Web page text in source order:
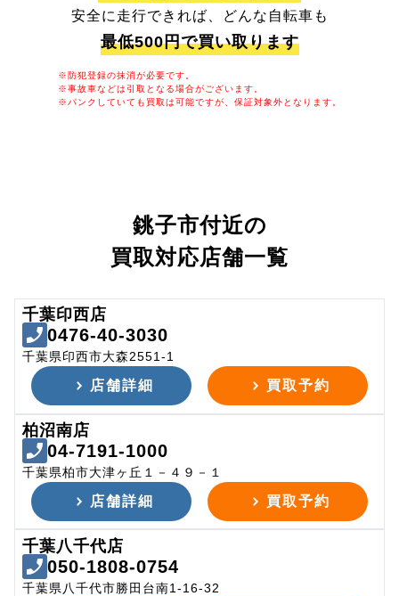
安全に走行できれば、どんな自転車も
最低500円で買い取ります
※防犯登録の抹消が必要です。
※事故車などは引取となる場合がございます。
※パンクしていても買取は可能ですが、保証対象外となります。
銚子市付近の
買取対応店舗一覧
千葉印西店
0476-40-3030
千葉県印西市大森2551-1
店舗詳細 買取予約
柏沼南店
04-7191-1000
千葉県柏市大津ヶ丘１－４９－１
店舗詳細 買取予約
千葉八千代店
050-1808-0754
千葉県八千代市勝田台南1-16-32